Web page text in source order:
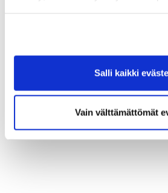
Salli kaikki
Vain välttämättömät